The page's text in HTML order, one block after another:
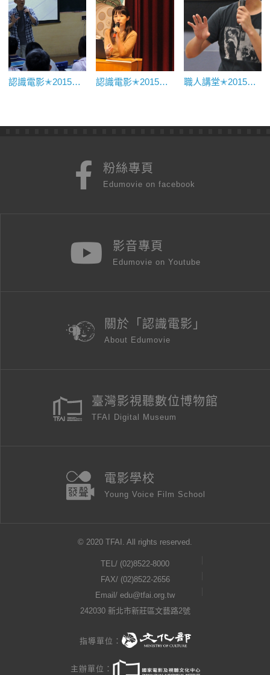
認識電影✭2015認識電影、電影美學導論 認識電影✭2015認識電影、電影美學導論 職人講堂✭2015職人開講——編劇
粉絲專頁
Edumovie on facebook
影音專頁
Edumovie on Youtube
關於「認識電影」
About Edumovie
臺灣影視聽數位博物館
TFAI Digital Museum
電影學校
Young Voice Film School
© 2020 TFAI. All rights reserved.
TEL/ (02)8522-8000
FAX/ (02)8522-2656
Email/ edu@tfai.org.tw
242030 新北市新莊區文藝路2號
指導單位：
主辦單位：